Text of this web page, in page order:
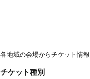
各地域の会場からチケット情
チケット種別